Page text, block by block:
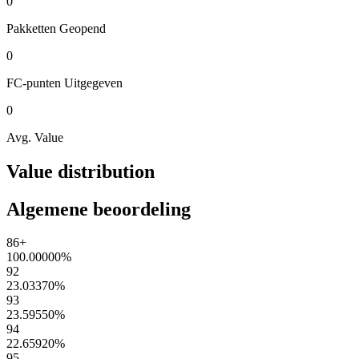
Pakketten Geopend
0
FC-punten Uitgegeven
0
Avg. Value
Value distribution
Algemene beoordeling
86+
100.00000%
92
23.03370%
93
23.59550%
94
22.65920%